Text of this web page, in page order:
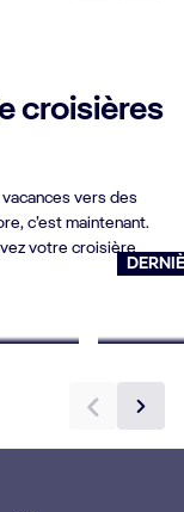
croisières
vers des
c’est maintenant.
votre croisière